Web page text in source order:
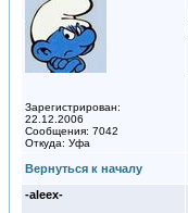
Зарегистрирован:
22.12.2006
Сообщения: 7042
Откуда: Уфа
Вернуться к началу
-aleex-